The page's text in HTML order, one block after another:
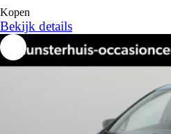
Kopen
Bekijk details